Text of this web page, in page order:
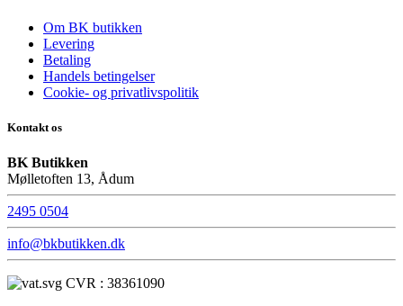
Om BK butikken
Levering
Betaling
Handels betingelser
Cookie- og privatlivspolitik
Kontakt os
BK Butikken
Mølletoften 13, Ådum
2495 0504
info@bkbutikken.dk
CVR : 38361090